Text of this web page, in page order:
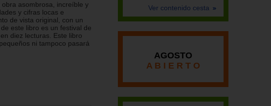
asombrosa, increíble y
y cifras locas e
de vista original, con un
este libro es un festival de
diez lecturas. Este libro
ni tampoco pasará
Ver contenido cesta
AGOSTO
A B I E R T O